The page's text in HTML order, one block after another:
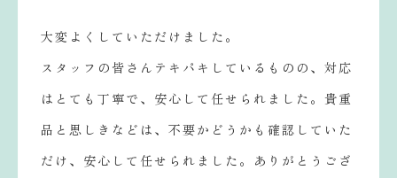
大変よくしていただけました。
スタッフの皆さんテキパキしているものの、対応
はとても丁寧で、安心して任せられました。貴重
品と思しきなどは、不要かどうかも確認していた
だけ、安心して任せられました。ありがとうござ